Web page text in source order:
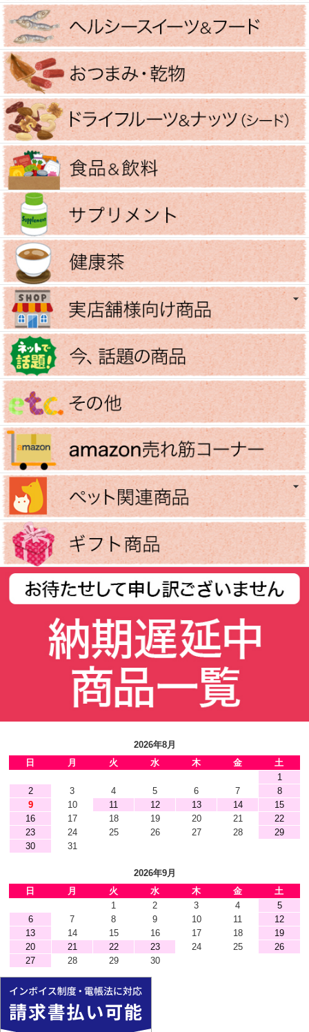
2026年8月
日
月 火 水 木 金
土
1
2
3 4 5 6 7
8
9
10 11 12 13 14
15
16
17 18 19 20 21
22
23
24 25 26 27 28
29
30
31
2026年9月
日
月 火 水 木 金
土
1
2 3 4
5
6
7 8 9 10 11
12
13
14 15 16 17 18
19
20
21 22 23 24 25
26
27
28 29 30